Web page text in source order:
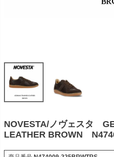
NOVESTA/ノヴェスタ
LEATHER BROWN